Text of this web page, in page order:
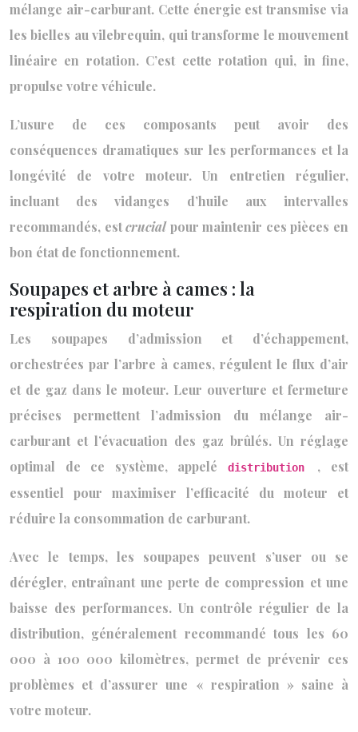
mélange air-carburant. Cette énergie est transmise via
les bielles au vilebrequin, qui transforme le mouvement
linéaire en rotation. C’est cette rotation qui, in fine,
propulse votre véhicule.
L’usure de ces composants peut avoir des
conséquences dramatiques sur les performances et la
longévité de votre moteur. Un entretien régulier,
incluant des vidanges d’huile aux intervalles
recommandés, estcrucialpour maintenir ces pièces en
bon état de fonctionnement.
Soupapes et arbre à cames : la
respiration du moteur
Les soupapes d’admission et d’échappement,
orchestrées par l’arbre à cames, régulent le flux d’air
et de gaz dans le moteur. Leur ouverture et fermeture
précises permettent l’admission du mélange air-
carburant et l’évacuation des gaz brûlés. Un réglage
optimal de ce système, appelé
distribution , est
essentiel pour maximiser l’efficacité du moteur et
réduire la consommation de carburant.
Avec le temps, les soupapes peuvent s’user ou se
dérégler, entraînant une perte de compression et une
baisse des performances. Un contrôle régulier de la
distribution, généralement recommandé tous les 60
000 à 100 000 kilomètres, permet de prévenir ces
problèmes et d’assurer une « respiration » saine à
votre moteur.